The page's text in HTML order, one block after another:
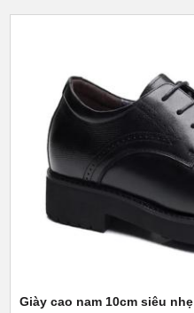
Giày cao nam 10cm siêu nhẹ